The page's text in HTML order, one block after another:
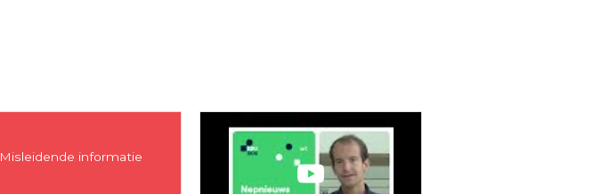
Misleidende informatie